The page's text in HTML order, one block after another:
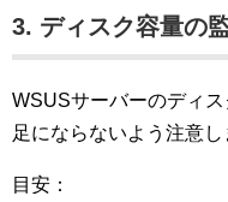
3. ディスク容量の
WSUSサーバーのディ
足にならないよう注意し
目安：